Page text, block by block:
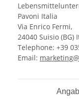
Pavoni Italia
Via Enrico Fermi,
24040 Suisio (BG)
Telephone: +39
Email: